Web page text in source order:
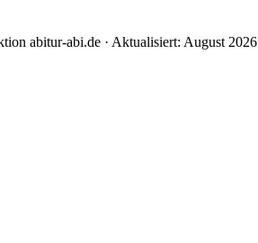
abitur-abi.de · Aktualisiert: August 2026